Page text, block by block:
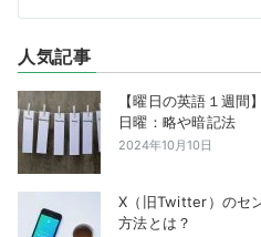
人気記事
【曜日の英語１週
日曜：略や暗記法
2024年10月10日
X（旧Twitter）のセ
方法とは？